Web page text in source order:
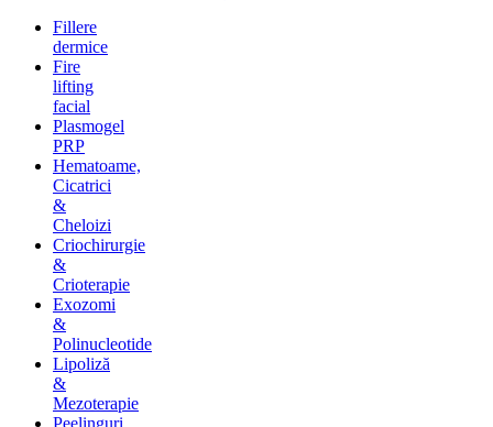
Fillere
dermice
Fire
lifting
facial
Plasmogel
PRP
Hematoame,
Cicatrici
&
Cheloizi
Criochirurgie
&
Crioterapie
Exozomi
&
Polinucleotide
Lipoliză
&
Mezoterapie
Peelinguri